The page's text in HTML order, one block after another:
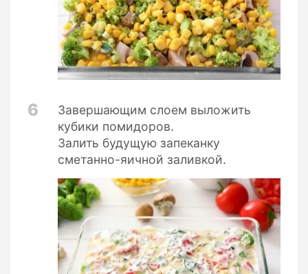
6
Завершающим слоем выложить
кубики помидоров.
Залить будущую запеканку
сметанно-яичной заливкой.